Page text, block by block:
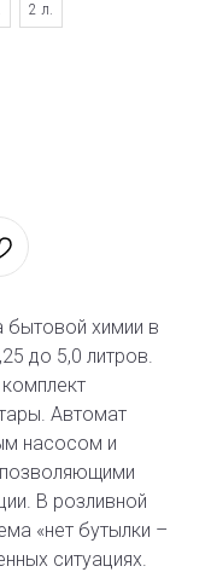
2 л.
бытовой химии в
до 5,0 литров.
Автомат
насосом и
В розливной
«нет бутылки –
ситуациях.